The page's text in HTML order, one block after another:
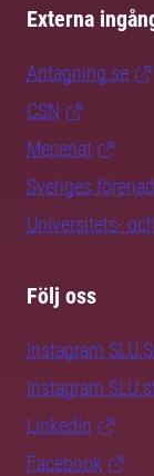
Externa
Antagning.se
CSN
Mecenat
Sveriges
Universitets-
Följ oss
Instagram
Instagram
LinkedIn
Facebook